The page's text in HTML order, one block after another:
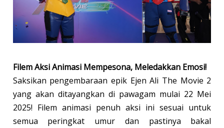
Filem Aksi Animasi Mempesona, Meledakkan Emosi!
Saksikan pengembaraan epik Ejen Ali The Movie 2
yang akan ditayangkan di pawagam mulai 22 Mei
2025! Filem animasi penuh aksi ini sesuai untuk
semua peringkat umur dan pastinya bakal